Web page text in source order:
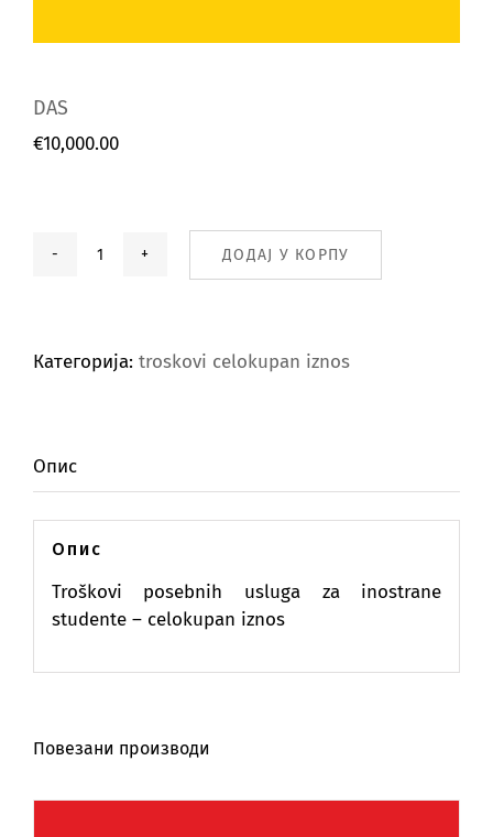
DAS
€10,000.00
DAS
ДОДАЈ У КОРПУ
Категорија: troskovi celokupan iznos
Опис
Опис
Troškovi posebnih usluga za inostrane
studente – celokupan iznos
Повезани производи